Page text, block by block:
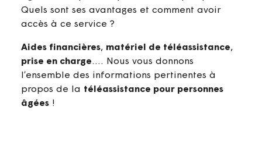
Quels sont ses avantages et comment avoir
accès à ce service ?
Aides financières, matériel de téléassistance,
prise en charge…. Nous vous donnons
l’ensemble des informations pertinentes à
propos de la téléassistance pour personnes
âgées !